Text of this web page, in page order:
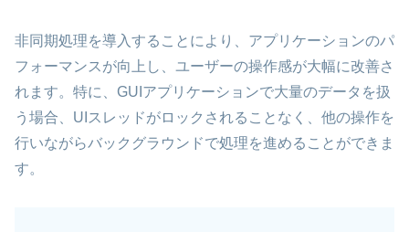
非同期処理を導入することにより、アプリケーションのパ
フォーマンスが向上し、ユーザーの操作感が大幅に改善さ
れます。特に、GUIアプリケーションで大量のデータを扱
う場合、UIスレッドがロックされることなく、他の操作を
行いながらバックグラウンドで処理を進めることができま
す。